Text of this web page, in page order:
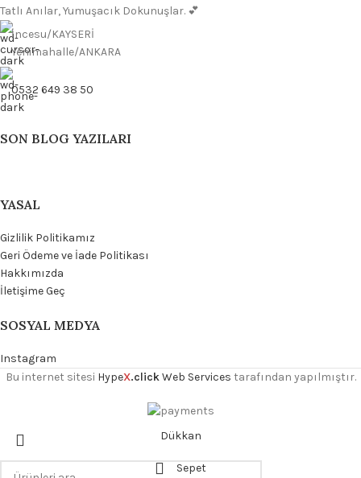
Tatlı Anılar, Yumuşacık Dokunuşlar. 💕
İncesu/KAYSERİ
Yenimahalle/ANKARA
0532 649 38 50
SON BLOG YAZILARI
YASAL
Gizlilik Politikamız
Geri Ödeme ve İade Politikası
Hakkımızda
İletişime Geç
SOSYAL MEDYA
Instagram
Bu internet sitesi HypeX.clickWeb Services tarafından yapılmıştır.
Dükkan
Sepet